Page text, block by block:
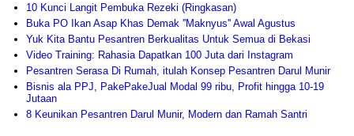
10 Kunci Langit Pembuka Rezeki (Ringkasan)
Buka PO Ikan Asap Khas Demak ''Maknyus'' Awal Agustus
Yuk Kita Bantu Pesantren Berkualitas Untuk Semua di Bekasi
Video Training: Rahasia Dapatkan 100 Juta dari Instagram
Pesantren Serasa Di Rumah, itulah Konsep Pesantren Darul Munir
Bisnis ala PPJ, PakePakeJual Modal 99 ribu, Profit hingga 10-19
Jutaan
8 Keunikan Pesantren Darul Munir, Modern dan Ramah Santri